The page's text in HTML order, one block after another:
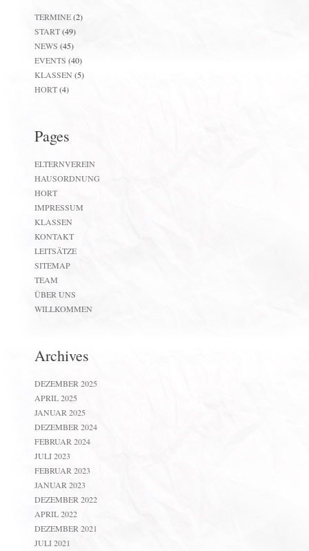
TERMINE(2)
START(49)
NEWS (45)
EVENTS (40)
KLASSEN (5)
HORT(4)
Pages
ELTERNVEREIN
HAUSORDNUNG
HORT
IMPRESSUM
KLASSEN
KONTAKT
LEITSÄTZE
SITEMAP
TEAM
ÜBER UNS
WILLKOMMEN
Archives
DEZEMBER 2025
APRIL 2025
JANUAR 2025
DEZEMBER 2024
FEBRUAR 2024
JULI 2023
FEBRUAR 2023
JANUAR 2023
DEZEMBER 2022
APRIL 2022
DEZEMBER 2021
JULI 2021